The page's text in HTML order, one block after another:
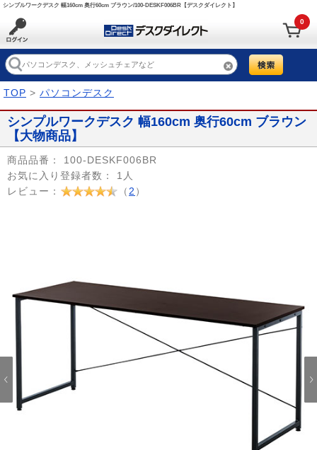
シンプルワークデスク 幅160cm 奥行60cm ブラウン/100-DESKF006BR【デスクダイレクト】
0
TOP > パソコンデスク
シンプルワークデスク 幅160cm 奥行60cm ブラウン
【大物商品】
商品品番：
100-DESKF006BR
お気に入り登録者数：
1人
レビュー：
（ 2 ）